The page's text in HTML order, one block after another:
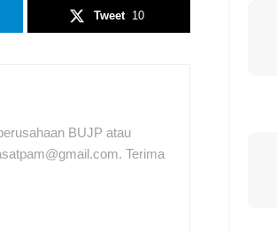
Tweet 10
BUJP atau
Terima